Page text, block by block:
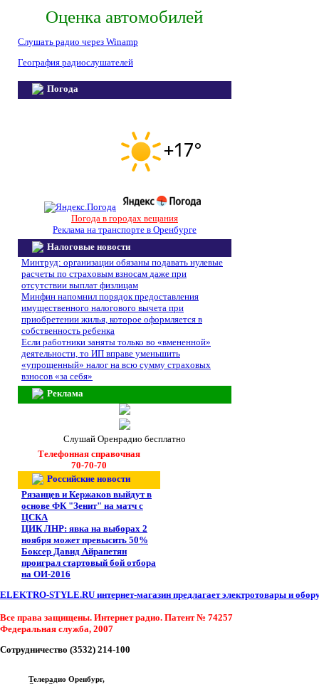
Оценка автомобилей
Слушать радио через Winamp
География радиослушателей
Погода
Погода в городах вещания
Реклама на транспорте в Оренбурге
Налоговые новости
Минтруд: организации обязаны подавать нулевые
расчеты по страховым взносам даже при
отсутствии выплат физлицам
Минфин напомнил порядок предоставления
имущественного налогового вычета при
приобретении жилья, которое оформляется в
собственность ребенка
Если работники заняты только во «вмененной»
деятельности, то ИП вправе уменьшить
«упрощенный» налог на всю сумму страховых
взносов «за себя»
Реклама
Слушай Оренрадио бесплатно
Телефонная справочная
70-70-70
Российские новости
Рязанцев и Кержаков выйдут в
основе ФК "Зенит" на матч с
ЦСКА
ЦИК ЛНР: явка на выборах 2
ноября может превысить 50%
Боксер Давид Айрапетян
проиграл стартовый бой отбора
на ОИ-2016
ELEKTRO-STYLE.RU интернет-магазин предлагает электротовары и
Все права защищены. Интернет радио. Патент № 74257
Федеральная служба, 2007
Сотрудничество (3532) 214-100
Телерадио Оренбург,